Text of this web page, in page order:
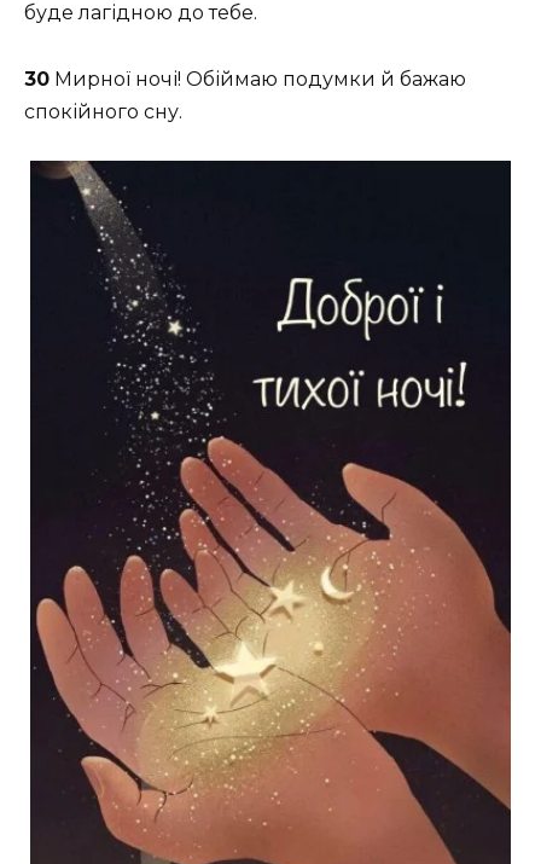
буде лагідною до тебе.
30 Мирної ночі! Обіймаю подумки й бажаю
спокійного сну.